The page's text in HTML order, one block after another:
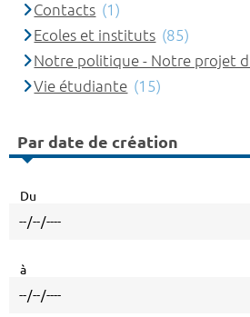
Contacts (1)
Ecoles et instituts (85)
Notre politique - Notre projet
Vie étudiante (15)
Par date de création
Du
à